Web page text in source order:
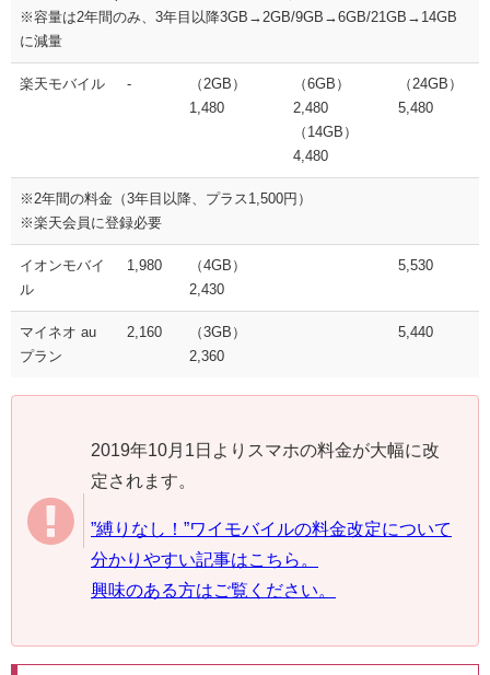
※容量は2年間のみ、3年目以降3GB→2GB/9GB→6GB/21GB→14GB
に減量
楽天モバイル -
（2GB）
1,480
（6GB）
2,480
（14GB）
4,480
（24GB）
5,480
※2年間の料金（3年目以降、プラス1,500円）
※楽天会員に登録必要
イオンモバイ
ル
1,980
（4GB）
2,430
5,530
マイネオ au
プラン
2,160
（3GB）
2,360
5,440
2019年10月1日よりスマホの料金が大幅に改
定されます。
”縛りなし！”ワイモバイルの料金改定について
分かりやすい記事はこちら。
興味のある方はご覧ください。